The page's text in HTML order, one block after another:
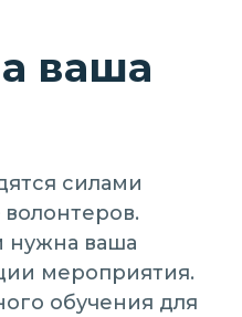
ваша
силами
нужна ваша
мероприятия.
обучения для